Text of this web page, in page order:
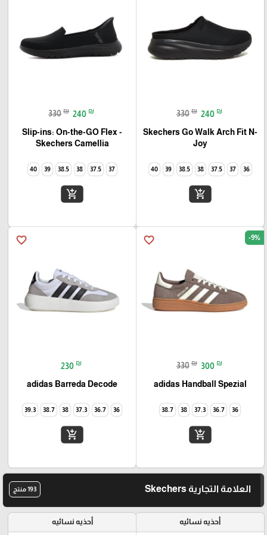
330 ₪ 240 ₪
Skechers Go Walk Arch Fit N-
Joy
36
37
37.5
38
38.5
39
40
add_shopping_cart
330 ₪ 240 ₪
Slip-ins: On-the-GO Flex -
Camellia‏ Skechers
37
37.5
38
38.5
39
40
add_shopping_cart
favorite_border -9%
330 ₪ 300 ₪
adidas Handball Spezial
36
36.7
37.3
38
38.7
add_shopping_cart
favorite_border
230 ₪
adidas Barreda Decode
36
36.7
37.3
38
38.7
39.3
add_shopping_cart
العلامة التجارية Skechers 193 منتج
أحذيه نسائيه أحذيه نسائيه